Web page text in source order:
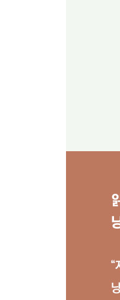
인공지능이
당신의 목소
생일날만 되
부록 『살짜